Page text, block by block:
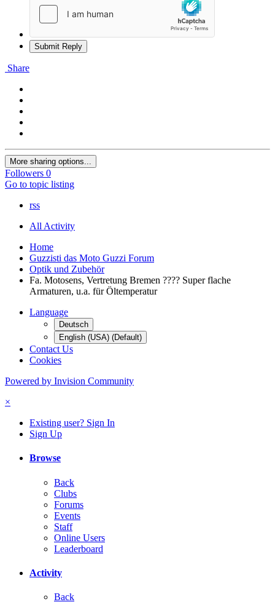
Submit Reply
Share
More sharing options...
Followers 0
Go to topic listing
rss
All Activity
Home
Guzzisti das Moto Guzzi Forum
Optik und Zubehör
Fa. Motosens, Vertretung Bremen ???? Super flache
Armaturen, u.a. für Öltemperatur
Language
Deutsch
English (USA) (Default)
Contact Us
Cookies
Powered by Invision Community
×
Existing user? Sign In
Sign Up
Browse
Back
Clubs
Forums
Events
Staff
Online Users
Leaderboard
Activity
Back